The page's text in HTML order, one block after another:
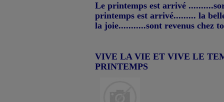
Le printemps est arrivé
printemps est arrivé......... la
la joie...........sont revenus chez
VIVE LA VIE ET VIVE LE
PRINTEMPS